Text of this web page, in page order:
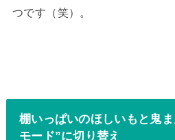
つです（笑）。
棚いっぱいのほしいもと鬼
モード”に切り替え